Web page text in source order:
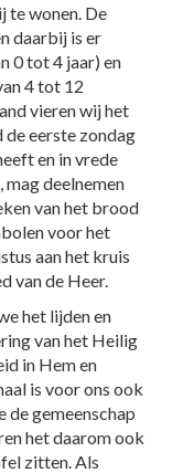
te wonen. De
daarbij is er
0 tot 4 jaar) en
4 tot 12
vieren wij het
de eerste zondag
en in vrede
deelnemen
van het brood
voor het
aan het kruis
van de Heer.
het lijden en
van het Heilig
in Hem en
is voor ons ook
de gemeenschap
het daarom ook
zitten. Als